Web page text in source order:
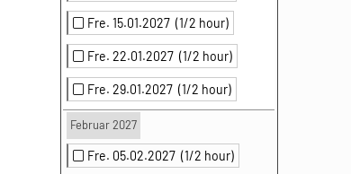
Fre. 15.01.2027 (1/2 hour)
Fre. 22.01.2027 (1/2 hour)
Fre. 29.01.2027 (1/2 hour)
Februar 2027
Fre. 05.02.2027 (1/2 hour)